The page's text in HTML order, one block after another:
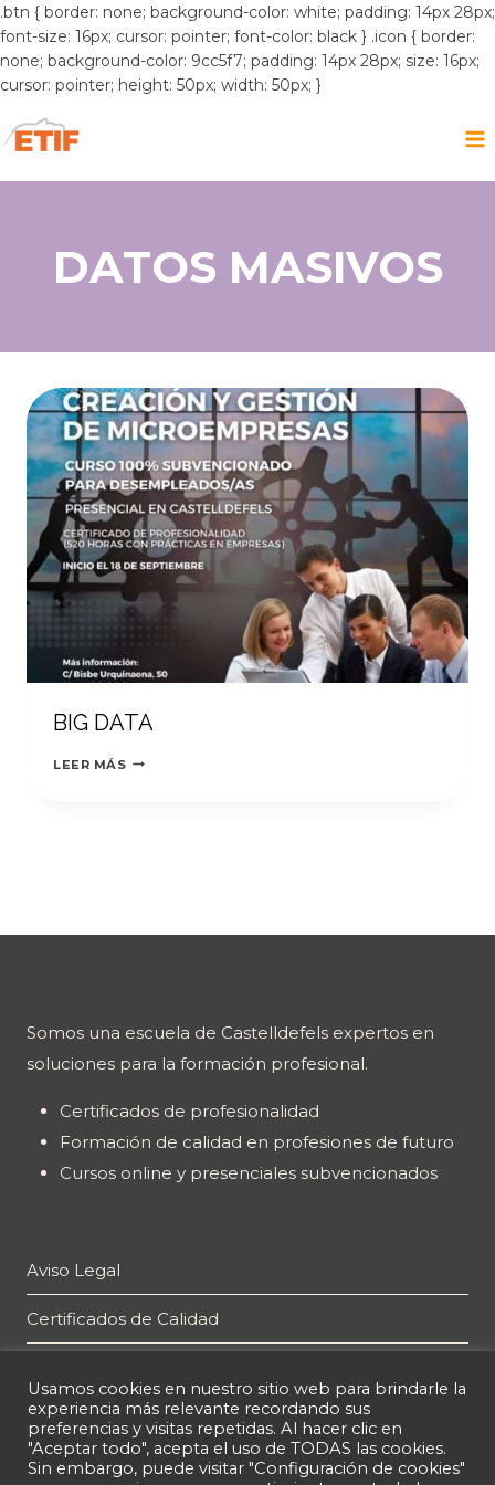
.btn { border: none; background-color: white; padding: 14px 28px;
font-size: 16px; cursor: pointer; font-color: black } .icon { border:
none; background-color: 9cc5f7; padding: 14px 28px; size: 16px;
cursor: pointer; height: 50px; width: 50px; }
al
contenido
DATOS MASIVOS
BIG DATA
LEER MÁS BIG
Somos una escuela de Castelldefels expertos en
soluciones para la formación profesional.
Certificados de profesionalidad
Formación de calidad en profesiones de futuro
Cursos online y presenciales subvencionados
Aviso Legal
Certificados de Calidad
Política de privacidad
Política de cookies
Usamos cookies en nuestro sitio web para brindarle la
experiencia más relevante recordando sus
preferencias y visitas repetidas. Al hacer clic en
"Aceptar todo", acepta el uso de TODAS las cookies.
Sin embargo, puede visitar "Configuración de cookies"